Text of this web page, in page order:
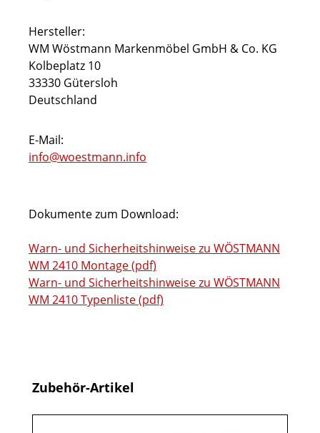
Hersteller:
WM Wöstmann Markenmöbel GmbH & Co. KG
Kolbeplatz 10
33330 Gütersloh
Deutschland
E-Mail:
info@woestmann.info
Dokumente zum Download:
Warn- und Sicherheitshinweise zu WÖSTMANN
WM 2410 Montage (pdf)
Warn- und Sicherheitshinweise zu WÖSTMANN
WM 2410 Typenliste (pdf)
Produktgalerie überspringen
Zubehör-Artikel